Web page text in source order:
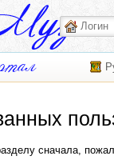
сначала,